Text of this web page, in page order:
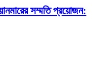
সম্মতি প্রয়োজন: